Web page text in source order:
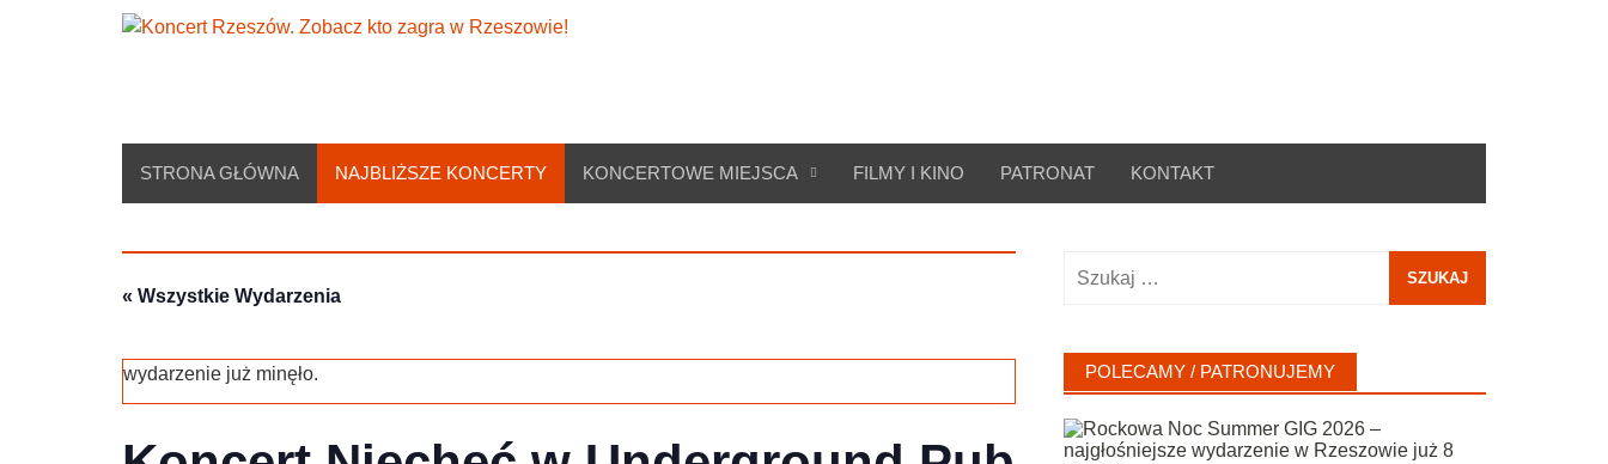
STRONA GŁÓWNA NAJBLIŻSZE KONCERTY KONCERTOWE MIEJSCA FILMY I KINO PATRONAT KONTAKT
« Wszystkie Wydarzenia
wydarzenie już minęło. POLECAMY / PATRONUJEMY